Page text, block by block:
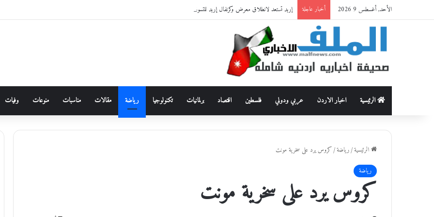
الأحد, أغسطس 9 2026 أخبار عاجلة إربد تستعد لانطلاق معرض وكرنفال إربد للتسوق والترفيه 2026
الرئيسية اخبار الاردن عربي ودولي فلسطين اقتصاد برلمانيات تكنولوجيا رياضة مقالات مناسبات منوعات وفيات
الرئيسية/رياضة/كروس يرد على سخرية مونت
رياضة
كروس يرد على سخرية مونت